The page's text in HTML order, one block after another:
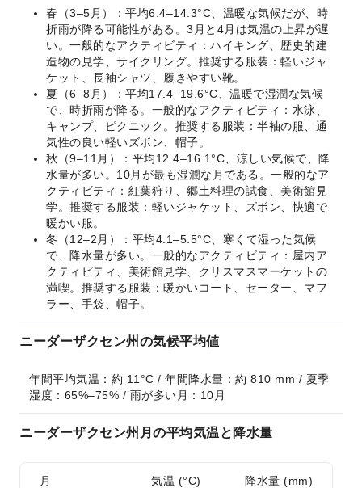
春（3–5月）：平均6.4–14.3°C、温暖な気候だが、時
折雨が降る可能性がある。3月と4月は気温の上昇が遅
い。一般的なアクティビティ：ハイキング、歴史的建
造物の見学、サイクリング。推奨する服装：軽いジャ
ケット、長袖シャツ、履きやすい靴。
夏（6–8月）：平均17.4–19.6°C、温暖で湿潤な気候
で、時折雨が降る。一般的なアクティビティ：水泳、
キャンプ、ピクニック。推奨する服装：半袖の服、通
気性の良い軽いズボン、帽子。
秋（9–11月）：平均12.4–16.1°C、涼しい気候で、降
水量が多い。10月が最も湿潤な月である。一般的なア
クティビティ：紅葉狩り、郷土料理の試食、美術館見
学。推奨する服装：軽いジャケット、ズボン、快適で
暖かい服。
冬（12–2月）：平均4.1–5.5°C、寒くて湿った気候
で、降水量が多い。一般的なアクティビティ：屋内ア
クティビティ、美術館見学、クリスマスマーケットの
満喫。推奨する服装：暖かいコート、セーター、マフ
ラー、手袋、帽子。
ニーダーザクセン州の気候平均値
年間平均気温：約 11°C / 年間降水量：約 810 mm / 夏季
湿度：65%–75% / 雨が多い月：10月
ニーダーザクセン州月の平均気温と降水量
月 気温 (°C) 降水量 (mm)